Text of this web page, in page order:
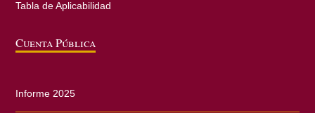
Tabla de Aplicabilidad
Cuenta Pública
Informe 2025